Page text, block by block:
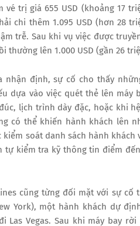
vé trị giá 655 USD (khoảng 17
chi thêm 1.095 USD (hơn 28
trễ. Sau khi vụ việc được
thường lên 1.000 USD (gần 26
nhận định, sự cố cho thấy
dựa vào việc quét thẻ lên máy
lịch trình dày đặc, hoặc khi
có thể khiến hành khách lên
kiểm soát danh sách hành
tự kiểm tra kỹ thông tin điểm
cũng từng đối mặt với sự cố
York), một hành khách dự
Las Vegas. Sau khi máy bay